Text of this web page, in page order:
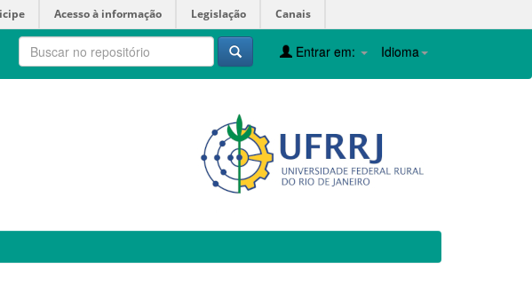
Acesso à informação Legislação Canais
Idioma
Entrar em: